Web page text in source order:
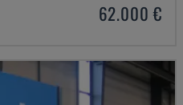
62.000 €